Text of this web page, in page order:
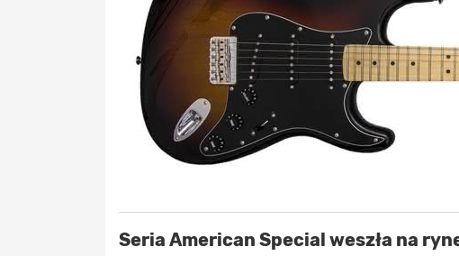
Seria American Special weszła na